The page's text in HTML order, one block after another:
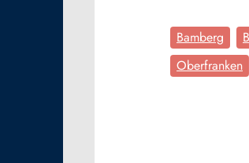
Bamberg
Oberfranken